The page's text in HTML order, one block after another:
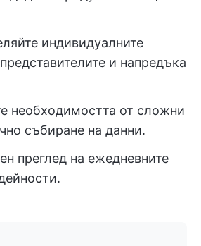
индивидуалните
и напредъка
необходимостта от сложни
събиране на данни.
преглед на ежедневните